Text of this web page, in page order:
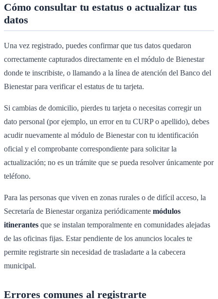
Cómo consultar tu estatus o actualizar tus
datos
Una vez registrado, puedes confirmar que tus datos quedaron
correctamente capturados directamente en el módulo de Bienestar
donde te inscribiste, o llamando a la línea de atención del Banco del
Bienestar para verificar el estatus de tu tarjeta.
Si cambias de domicilio, pierdes tu tarjeta o necesitas corregir un
dato personal (por ejemplo, un error en tu CURP o apellido), debes
acudir nuevamente al módulo de Bienestar con tu identificación
oficial y el comprobante correspondiente para solicitar la
actualización; no es un trámite que se pueda resolver únicamente por
teléfono.
Para las personas que viven en zonas rurales o de difícil acceso, la
Secretaría de Bienestar organiza periódicamente módulos
itinerantes que se instalan temporalmente en comunidades alejadas
de las oficinas fijas. Estar pendiente de los anuncios locales te
permite registrarte sin necesidad de trasladarte a la cabecera
municipal.
Errores comunes al registrarte